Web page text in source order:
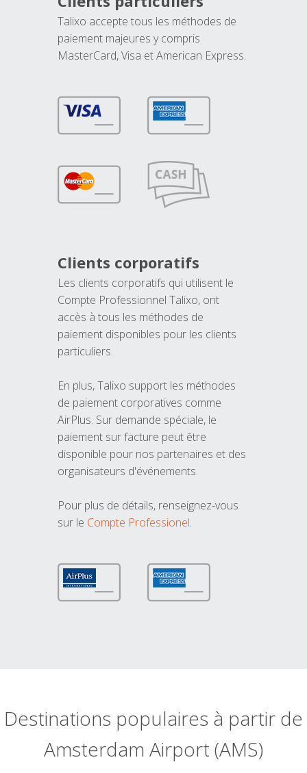
Talixo accepte tous les méthodes de
paiement majeures y compris
MasterCard, Visa et American Express.
Clients corporatifs
Les clients corporatifs qui utilisent le
Compte Professionnel Talixo, ont
accès à tous les méthodes de
paiement disponibles pour les clients
particuliers.
En plus, Talixo support les méthodes
de paiement corporatives comme
AirPlus. Sur demande spéciale, le
paiement sur facture peut être
disponible pour nos partenaires et des
organisateurs d'événements.
Pour plus de détails, renseignez-vous
sur le Compte Professionel.
Destinations populaires à partir de
Amsterdam Airport (AMS)